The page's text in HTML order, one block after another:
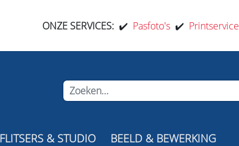
ONZE SERVICES: ✔️ Pasfoto's ✔️ Printservice
FLITSERS & STUDIO BEELD & BEWERKING